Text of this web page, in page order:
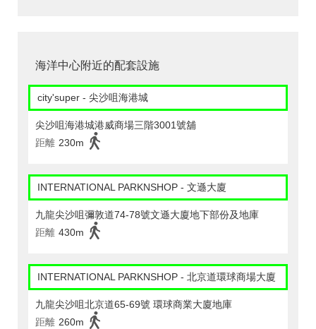
海洋中心附近的配套設施
city'super - 尖沙咀海港城
尖沙咀海港城港威商場三階3001號舖
距離 230m
INTERNATIONAL PARKNSHOP - 文遜大廈
九龍尖沙咀彌敦道74-78號文遜大廈地下部份及地庫
距離 430m
INTERNATIONAL PARKNSHOP - 北京道環球商場大廈
九龍尖沙咀北京道65-69號 環球商業大廈地庫
距離 260m